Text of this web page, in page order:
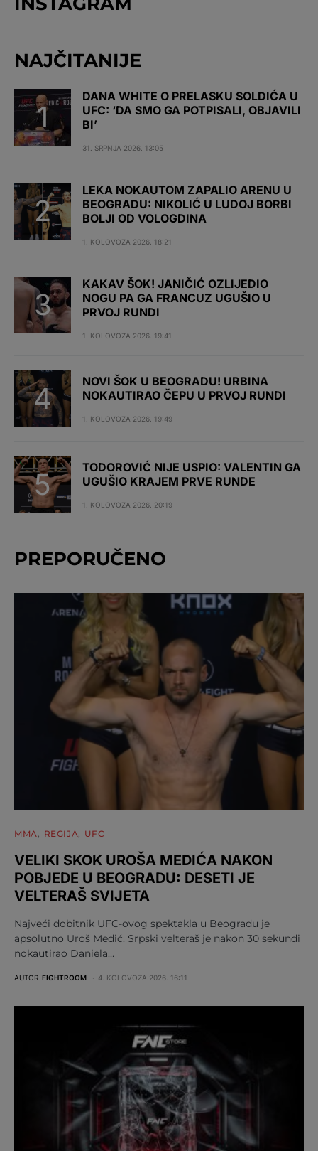
NAJČITANIJE
DANA WHITE O PRELASKU SOLDIĆA U
UFC: ‘DA SMO GA POTPISALI, OBJAVILI
BI’
31. SRPNJA 2026. 13:05
LEKA NOKAUTOM ZAPALIO ARENU U
BEOGRADU: NIKOLIĆ U LUDOJ BORBI
BOLJI OD VOLOGDINA
1. KOLOVOZA 2026. 18:21
KAKAV ŠOK! JANIČIĆ OZLIJEDIO
NOGU PA GA FRANCUZ UGUŠIO U
PRVOJ RUNDI
1. KOLOVOZA 2026. 19:41
NOVI ŠOK U BEOGRADU! URBINA
NOKAUTIRAO ČEPU U PRVOJ RUNDI
1. KOLOVOZA 2026. 19:49
TODOROVIĆ NIJE USPIO: VALENTIN GA
UGUŠIO KRAJEM PRVE RUNDE
1. KOLOVOZA 2026. 20:19
PREPORUČENO
MMA REGIJA UFC
VELIKI SKOK UROŠA MEDIĆA NAKON
POBJEDE U BEOGRADU: DESETI JE
VELTERAŠ SVIJETA
Najveći dobitnik UFC-ovog spektakla u Beogradu je
apsolutno Uroš Medić. Srpski velteraš je nakon 30 sekundi
nokautirao Daniela…
AUTOR FIGHTROOM 4. KOLOVOZA 2026. 16:11